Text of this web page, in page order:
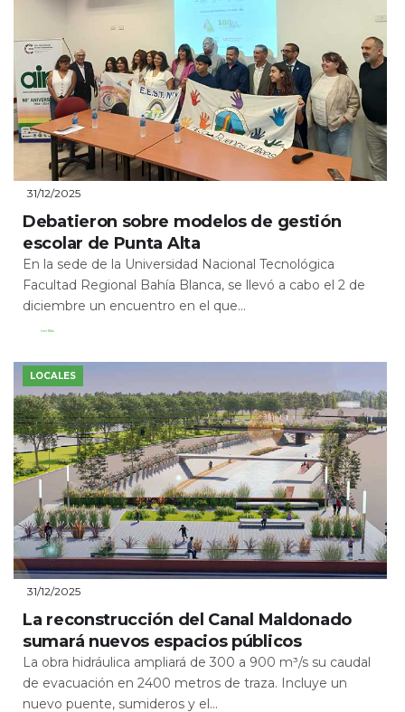
31/12/2025
Debatieron sobre modelos de gestión
escolar de Punta Alta
En la sede de la Universidad Nacional Tecnológica
Facultad Regional Bahía Blanca, se llevó a cabo el 2 de
diciembre un encuentro en el que...
Leer Más
LOCALES
31/12/2025
La reconstrucción del Canal Maldonado
sumará nuevos espacios públicos
La obra hidráulica ampliará de 300 a 900 m³/s su caudal
de evacuación en 2400 metros de traza. Incluye un
nuevo puente, sumideros y el...